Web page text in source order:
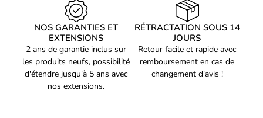
Ventilateurs latéraux
Ventilateurs latéraux
maximaux
Pris en charge des
diamètres des
ventilateurs latérals
120,140 mm
NOS GARANTIES ET
EXTENSIONS
2 ans de garantie inclus sur
les produits neufs, possibilité
d'étendre jusqu'à 5 ans avec
nos extensions.
RÉTRACTATION SOUS 14
JOURS
Retour facile et rapide avec
remboursement en cas de
changement d'avis !